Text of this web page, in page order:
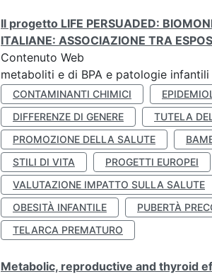
Il progetto LIFE PERSUADED:
ITALIANE: ASSOCIAZIONE TRA
Contenuto Web
metaboliti e di BPA e patologie
CONTAMINANTI CHIMICI
DIFFERENZE DI GENERE
TUTELA
PROMOZIONE DELLA SALUTE
STILI DI VITA
PROGETTI EUROPEI
VALUTAZIONE IMPATTO SULLA SALUTE
OBESITÀ INFANTILE
PUBERTÀ
TELARCA PREMATURO
Metabolic, reproductive and thyroid